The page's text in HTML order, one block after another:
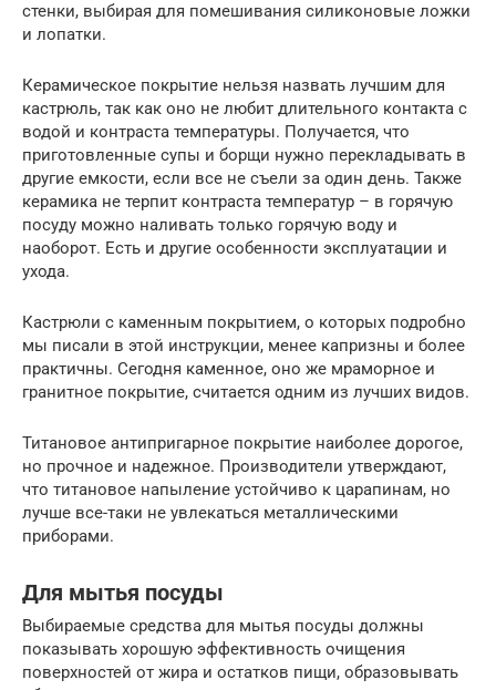
стенки, выбирая для помешивания силиконовые ложки
и лопатки.
Керамическое покрытие нельзя назвать лучшим для
кастрюль, так как оно не любит длительного контакта с
водой и контраста температуры. Получается, что
приготовленные супы и борщи нужно перекладывать в
другие емкости, если все не съели за один день. Также
керамика не терпит контраста температур – в горячую
посуду можно наливать только горячую воду и
наоборот. Есть и другие особенности эксплуатации и
ухода.
Кастрюли с каменным покрытием, о которых подробно
мы писали в этой инструкции, менее капризны и более
практичны. Сегодня каменное, оно же мраморное и
гранитное покрытие, считается одним из лучших видов.
Титановое антипригарное покрытие наиболее дорогое,
но прочное и надежное. Производители утверждают,
что титановое напыление устойчиво к царапинам, но
лучше все-таки не увлекаться металлическими
приборами.
Для мытья посуды
Выбираемые средства для мытья посуды должны
показывать хорошую эффективность очищения
поверхностей от жира и остатков пищи, образовывать